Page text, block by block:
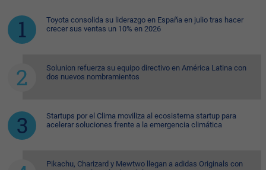
Toyota consolida su liderazgo en España en julio tras hacer
crecer sus ventas un 10% en 2026
Solunion refuerza su equipo directivo en América Latina con
dos nuevos nombramientos
Startups por el Clima moviliza al ecosistema startup para
acelerar soluciones frente a la emergencia climática
Pikachu, Charizard y Mewtwo llegan a adidas Originals con